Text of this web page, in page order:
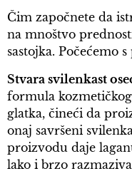
Čim započnete da
na mnoštvo
sastojka. Počećemo
Stvara svilenkast
formula
glatka, čineći da
onaj savršeni
proizvodu daje
lako i brzo